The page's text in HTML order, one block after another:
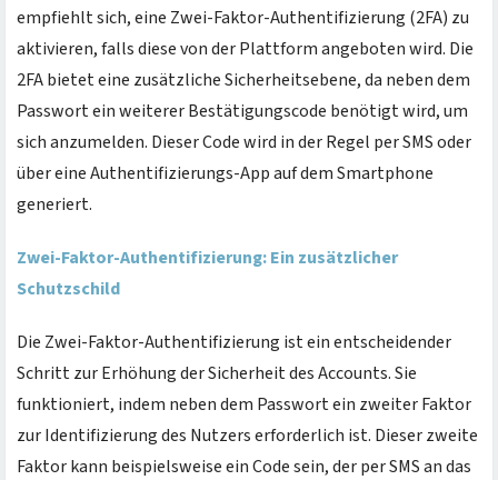
empfiehlt sich, eine Zwei-Faktor-Authentifizierung (2FA) zu
aktivieren, falls diese von der Plattform angeboten wird. Die
2FA bietet eine zusätzliche Sicherheitsebene, da neben dem
Passwort ein weiterer Bestätigungscode benötigt wird, um
sich anzumelden. Dieser Code wird in der Regel per SMS oder
über eine Authentifizierungs-App auf dem Smartphone
generiert.
Zwei-Faktor-Authentifizierung: Ein zusätzlicher
Schutzschild
Die Zwei-Faktor-Authentifizierung ist ein entscheidender
Schritt zur Erhöhung der Sicherheit des Accounts. Sie
funktioniert, indem neben dem Passwort ein zweiter Faktor
zur Identifizierung des Nutzers erforderlich ist. Dieser zweite
Faktor kann beispielsweise ein Code sein, der per SMS an das